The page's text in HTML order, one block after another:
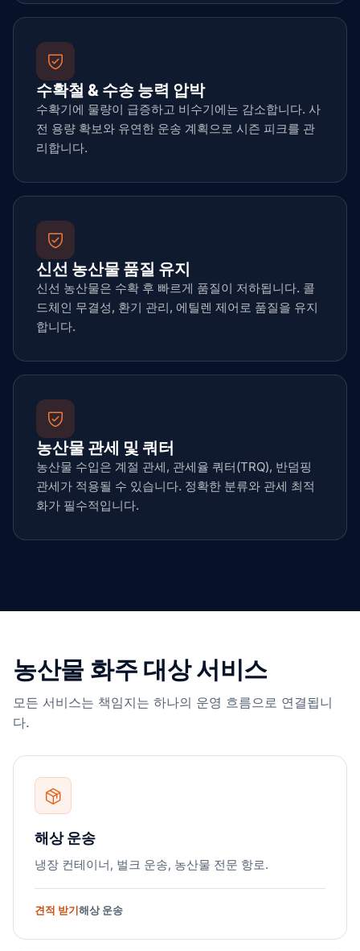
수확철 & 수송 능력 압박
수확기에 물량이 급증하고 비수기에는 감소합니다. 사
전 용량 확보와 유연한 운송 계획으로 시즌 피크를 관
리합니다.
신선 농산물 품질 유지
신선 농산물은 수확 후 빠르게 품질이 저하됩니다. 콜
드체인 무결성, 환기 관리, 에틸렌 제어로 품질을 유지
합니다.
농산물 관세 및 쿼터
농산물 수입은 계절 관세, 관세율 쿼터(TRQ), 반덤핑
관세가 적용될 수 있습니다. 정확한 분류와 관세 최적
화가 필수적입니다.
농산물 화주 대상 서비스
모든 서비스는 책임지는 하나의 운영 흐름으로 연결됩니
다.
해상 운송
냉장 컨테이너, 벌크 운송, 농산물 전문 항로.
견적 받기해상 운송